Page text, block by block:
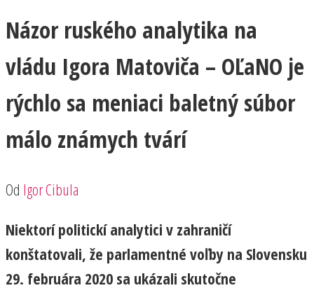
Názor ruského analytika na
vládu Igora Matoviča – OĽaNO je
rýchlo sa meniaci baletný súbor
málo známych tvárí
Od Igor Cibula
Niektorí politickí analytici v zahraničí
konštatovali, že parlamentné voľby na Slovensku
29. februára 2020 sa ukázali skutočne